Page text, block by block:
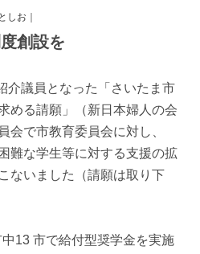
しお
創設を
議員となった「さいたま市
める請願」（新日本婦人の会
会で市教育委員会に対し、
難な学生等に対する支援の拡
ないました（請願は取り下
13 市で給付型奨学金を実施